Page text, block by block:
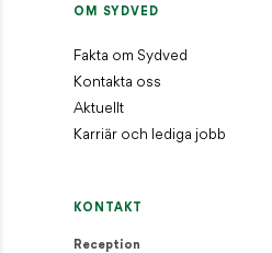
OM SYDVED
Fakta om Sydved
Kontakta oss
Aktuellt
Karriär och lediga jobb
KONTAKT
Reception